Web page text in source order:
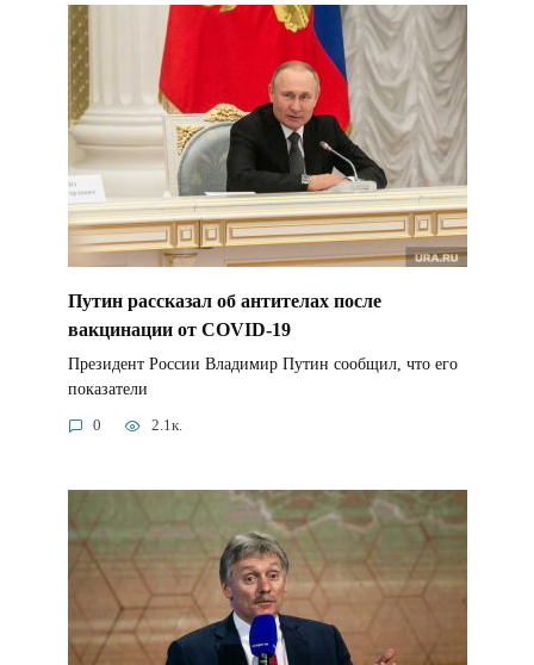
Путин рассказал об антителах после
вакцинации от COVID-19
Президент России Владимир Путин сообщил, что его
показатели
0 2.1к.